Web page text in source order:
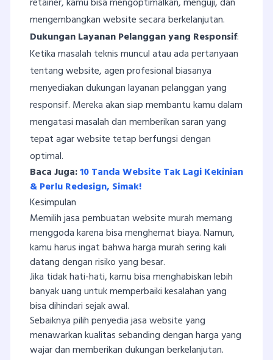
mengembangkan website secara berkelanjutan.
Dukungan Layanan Pelanggan yang Responsif:
Ketika masalah teknis muncul atau ada pertanyaan
tentang website, agen profesional biasanya
menyediakan dukungan layanan pelanggan yang
responsif. Mereka akan siap membantu kamu dalam
mengatasi masalah dan memberikan saran yang
tepat agar website tetap berfungsi dengan
optimal.
Baca Juga:10 Tanda Website Tak Lagi Kekinian
& Perlu Redesign, Simak!
Kesimpulan
Memilih jasa pembuatan website murah memang
menggoda karena bisa menghemat biaya. Namun,
kamu harus ingat bahwa harga murah sering kali
datang dengan risiko yang besar.
Jika tidak hati-hati, kamu bisa menghabiskan lebih
banyak uang untuk memperbaiki kesalahan yang
bisa dihindari sejak awal.
Sebaiknya pilih penyedia jasa website yang
menawarkan kualitas sebanding dengan harga yang
wajar dan memberikan dukungan berkelanjutan.